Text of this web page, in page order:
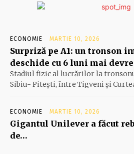
ECONOMIE MARTIE 10, 2026
Surpriză pe A1: un tronson
deschide cu 6 luni mai
Stadiul fizic al lucrărilor la
Sibiu- Piteşti, între Tigveni şi Curtea
ECONOMIE MARTIE 10, 2026
Gigantul Unilever a făcut
de…